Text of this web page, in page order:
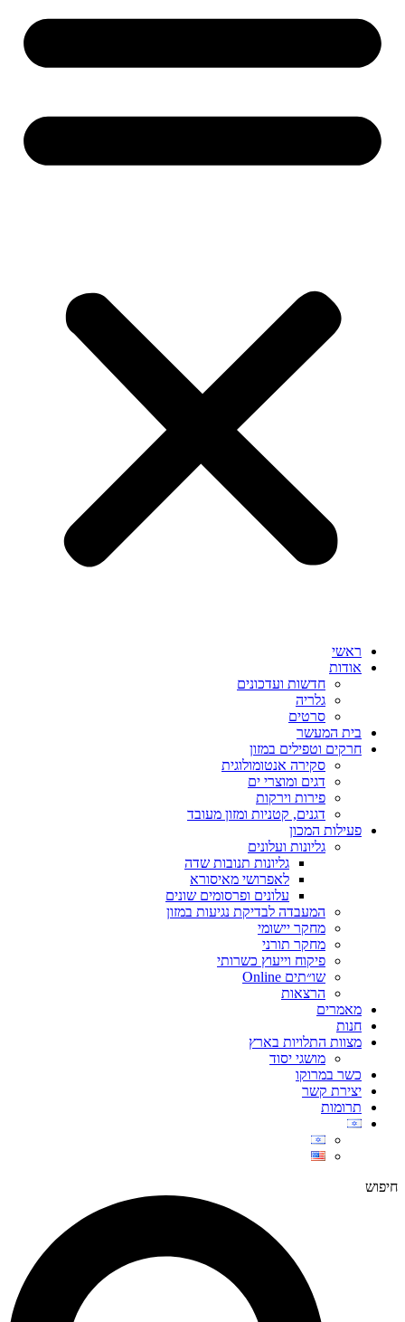
ראשי
אודות
חדשות ועדכונים
גלריה
סרטים
בית המעשר
חרקים וטפילים במזון
סקירה אנטומולוגית
דגים ומוצרי ים
פירות וירקות
דגנים, קטניות ומזון מעובד
פעילות המכון
גליונות ועלונים
גליונות תנובות שדה
לאפרושי מאיסורא
עלונים ופרסומים שונים
המעבדה לבדיקת נגיעות במזון
מחקר יישומי
מחקר תורני
פיקוח וייעוץ כשרותי
שו״תים Online
הרצאות
מאמרים
חנות
מצוות התלויות בארץ
מושגי יסוד
כשר במרוקו
יצירת קשר
תרומות
חיפוש